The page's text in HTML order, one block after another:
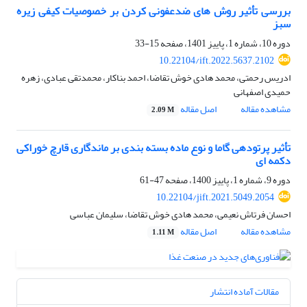
بررسی تأثیر روش های ضدعفونی کردن بر خصوصیات کیفی زیره
سبز
دوره 10، شماره 1، پاییز 1401، صفحه
15-33
10.22104/ift.2022.5637.2102
ادریس رحمتی، محمد هادی خوش تقاضا، احمد بناکار، محمدتقی عبادی، زهره
حمیدی اصفهانی
مشاهده مقاله
اصل مقاله 2.09 M
تأثیر پرتودهی گاما و نوع ماده بسته بندی بر ماندگاری قارچ خوراکی
دکمه ای
دوره 9، شماره 1، پاییز 1400، صفحه
47-61
10.22104/jift.2021.5049.2054
احسان فرتاش نعیمی، محمد هادی خوش تقاضا، سلیمان عباسی
مشاهده مقاله
اصل مقاله 1.11 M
مقالات آماده انتشار